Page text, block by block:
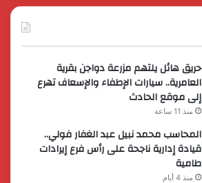
حريق هائل يلتهم مزرعة دواجن بقرية
العامرية.. سيارات الإطفاء والإسعاف تهرع
إلى موقع الحادث
منذ 11 ساعة
المحاسب محمد نبيل عبد الغفار فولي..
قيادة إدارية ناجحة على رأس فرع إيرادات
طامية
منذ 4 أيام